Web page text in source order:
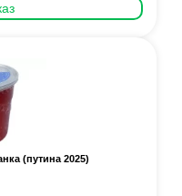
(путина 2025)